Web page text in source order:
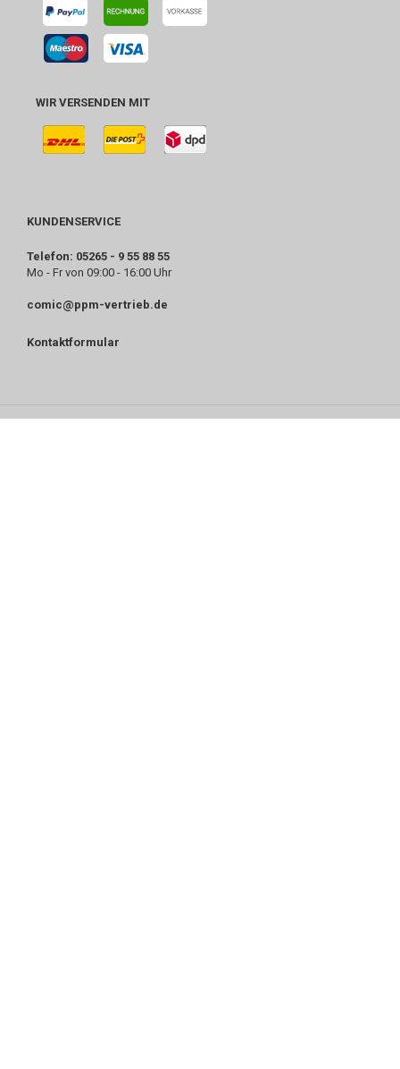
WIR VERSENDEN MIT
KUNDENSERVICE
Telefon: 05265 - 9 55 88 55
Mo - Fr von 09:00 - 16:00 Uhr
comic@ppm-vertrieb.de
Kontaktformular